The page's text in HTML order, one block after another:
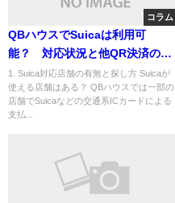
コラム
QBハウスでSuicaは利用可
能？ 対応状況と他QR決済の状
況を解説
1. Suica対応店舗の有無と探し方 Suicaが
使える店舗はある？ QBハウスでは一部の
店舗でSuicaなどの交通系ICカードによる
支払...